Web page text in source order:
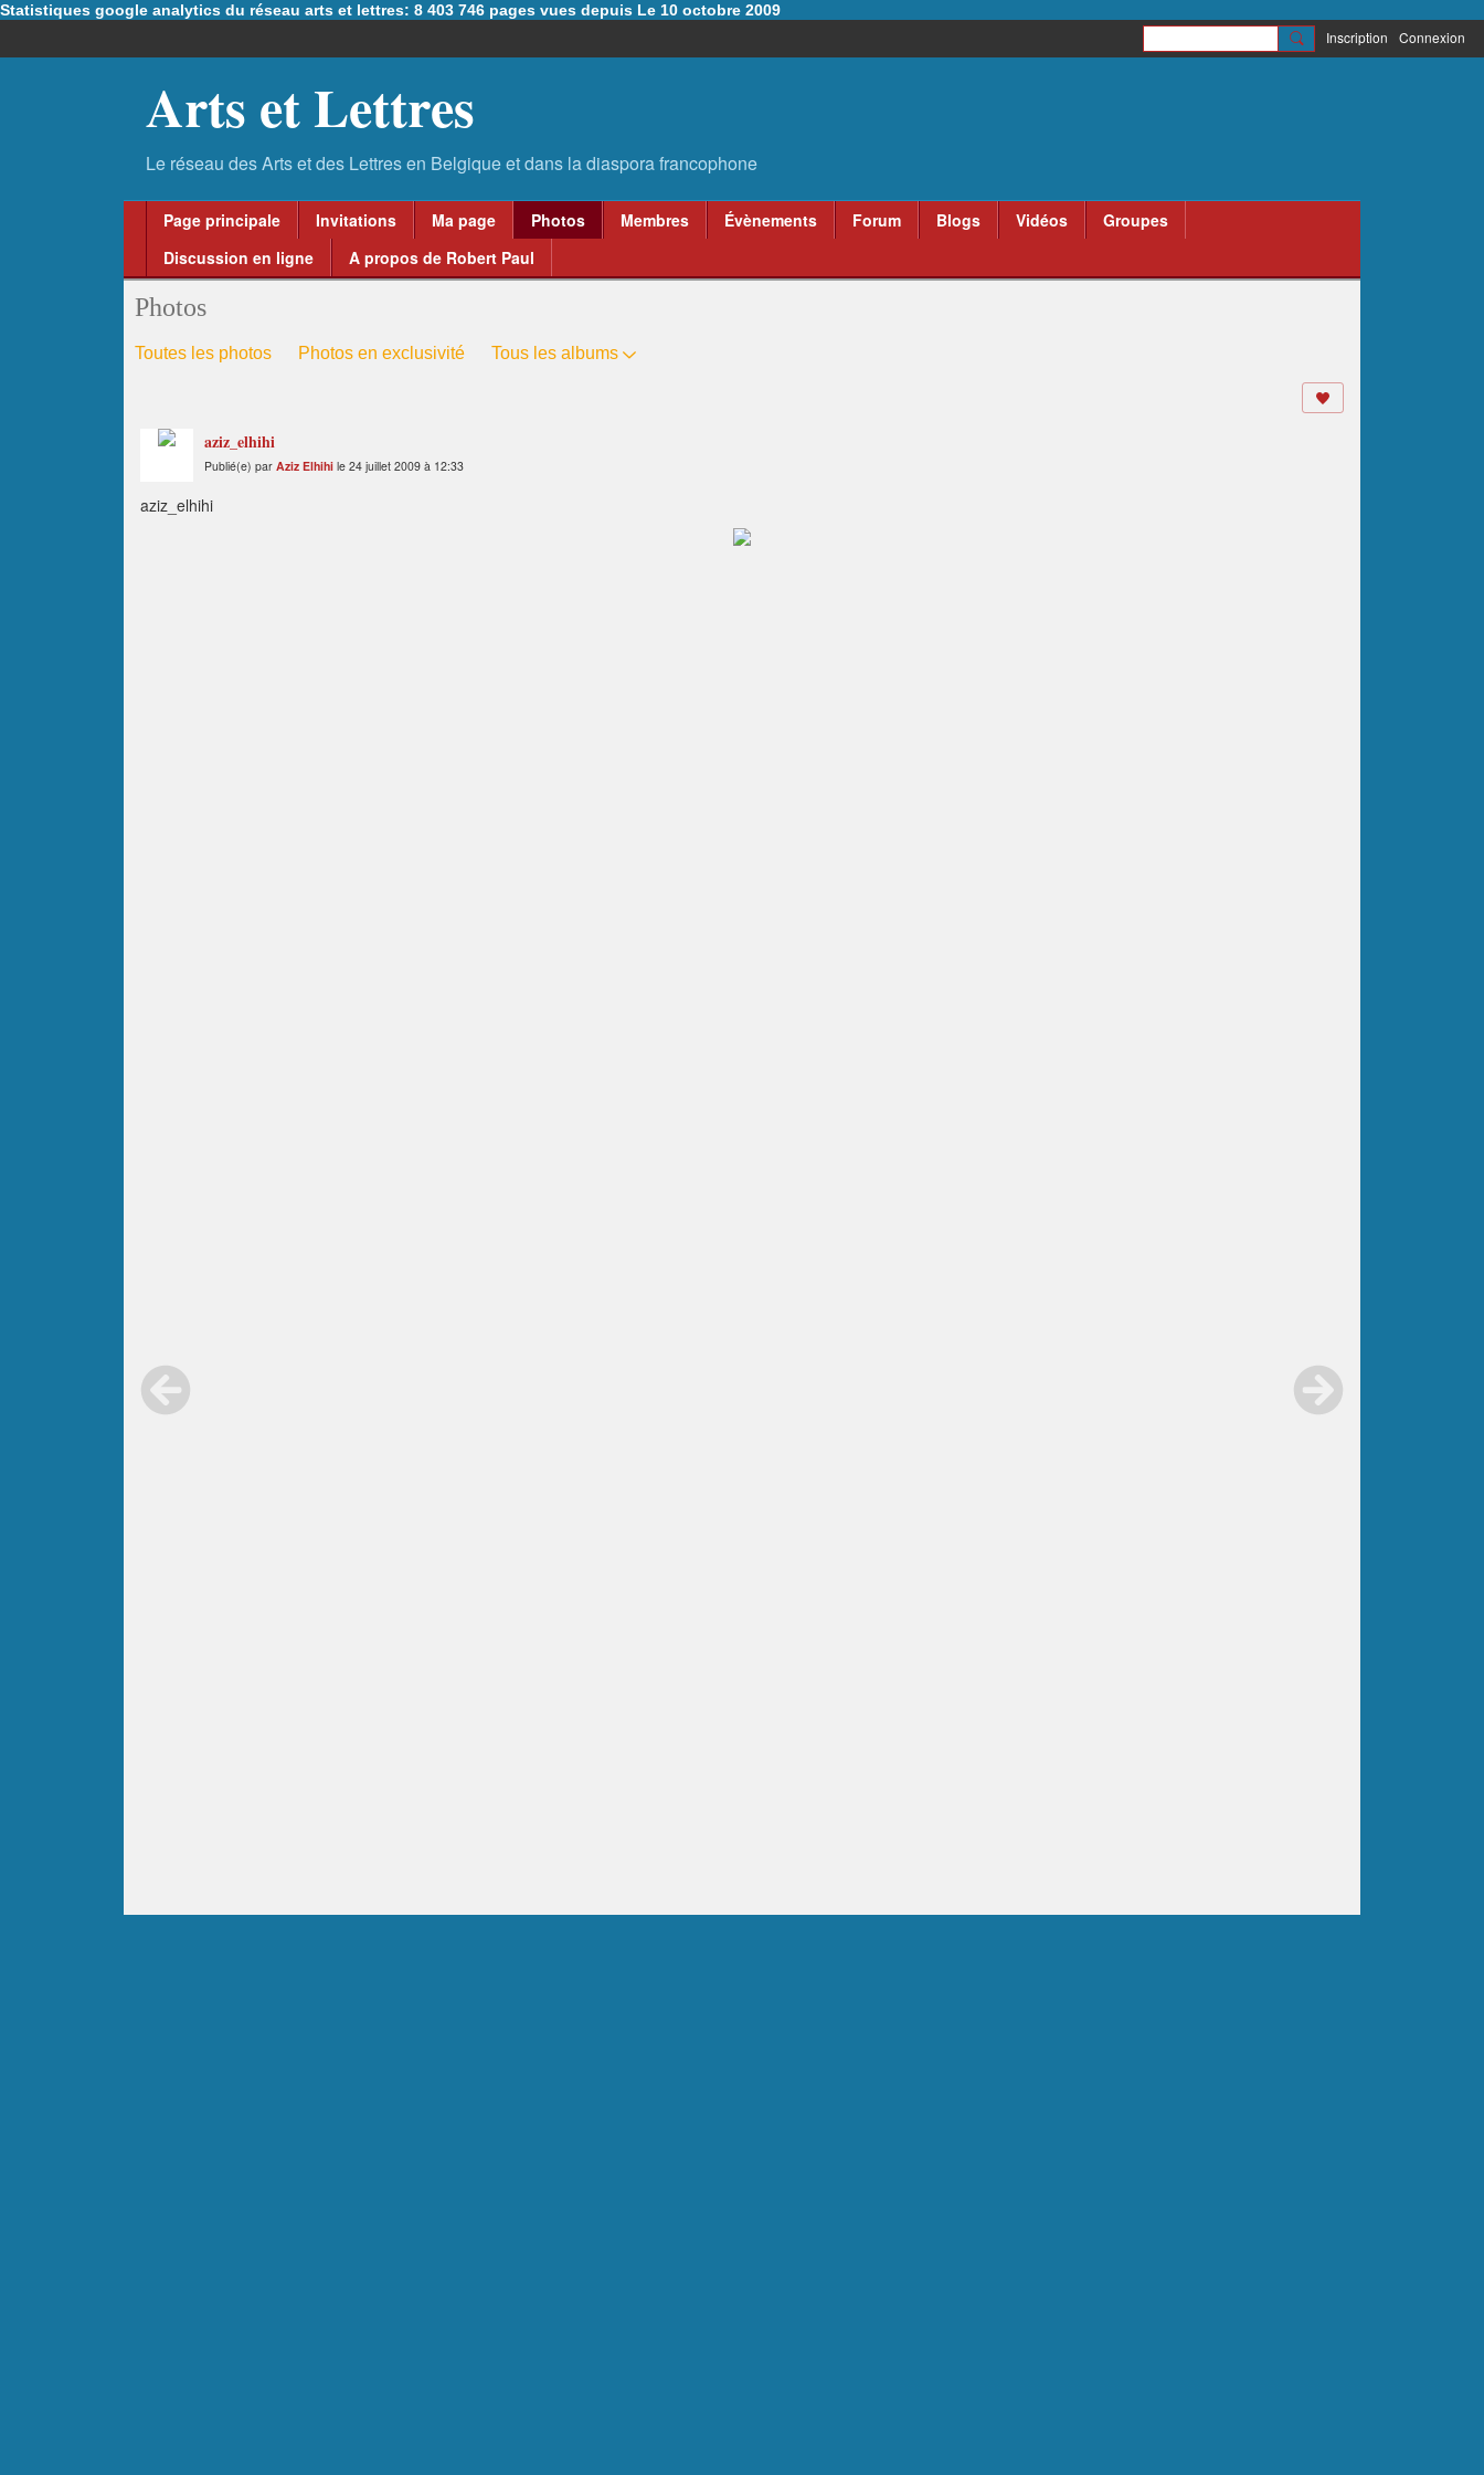
Statistiques google analytics du réseau arts et lettres: 8 403 746 pages vues depuis Le 10 octobre 2009
Inscription Connexion
Arts et Lettres
Page principale Invitations Ma page Photos Membres Évènements Forum Blogs Vidéos
Groupes
Discussion en ligne
A propos de Robert Paul
Photos
Toutes les photos Photos en exclusivité Tous les albums
aziz_elhihi
Publié(e) par Aziz Elhihi le 24 juillet 2009 à 12:33
aziz_elhihi